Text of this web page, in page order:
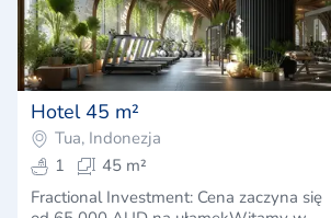
Hotel 45 m²
Tua, Indonezja
1
45 m²
Fractional Investment: Cena zaczyna się